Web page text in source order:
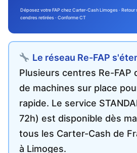
Déposez votre FAP chez Carter-Cash Limoges ·
cendres retirées · Conforme CT
Le réseau Re-FAP
Plusieurs centres Re-FAP
de machines sur place
rapide. Le service
72h) est disponible dès
tous les Carter-Cash de
à Limoges.